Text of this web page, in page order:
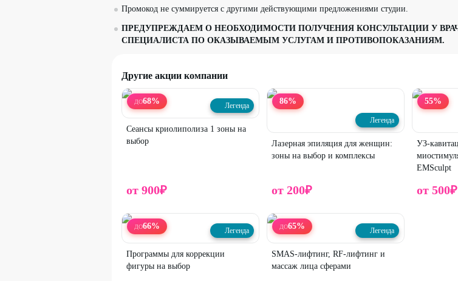
Промокод не суммируется с другими действующими предложениями студии.
ПРЕДУПРЕЖДАЕМ О НЕОБХОДИМОСТИ ПОЛУЧЕНИЯ КОНСУЛЬТАЦИИ У
СПЕЦИАЛИСТА ПО ОКАЗЫВАЕМЫМ УСЛУГАМ И ПРОТИВОПОКАЗАНИЯМ.
Другие акции компании
ДО68% Легенда
Сеансы криолиполиза 1 зоны на
выбор
от 900₽
86%
Легенда
Лазерная эпиляция для женщин:
зоны на выбор и комплексы
от 200₽
55%
УЗ-
EMSculpt
от 500₽
ДО66% Легенда
Программы для коррекции
фигуры на выбор
ДО65% Легенда
SMAS-лифтинг, RF-лифтинг и
массаж лица сферами